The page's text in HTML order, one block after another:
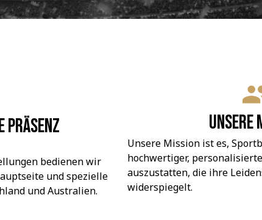
Präsenz
bedienen wir
und spezielle
und Australien.
Unsere
Unsere Mission ist es,
hochwertiger,
auszustatten, die ihre
widerspiegelt.